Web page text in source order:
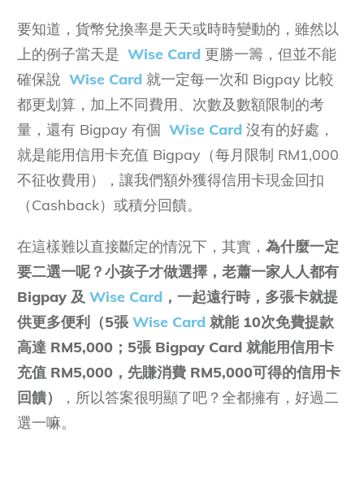
要知道，貨幣兌換率是天天或時時變動的，雖然以
上的例子當天是 Wise Card 更勝一籌，但並不能
確保說 Wise Card 就一定每一次和 Bigpay 比較
都更划算，加上不同費用、次數及數額限制的考
量，還有 Bigpay 有個 Wise Card 沒有的好處，
就是能用信用卡充值 Bigpay（每月限制 RM1,000
不征收費用），讓我們額外獲得信用卡現金回扣
（Cashback）或積分回饋。
在這樣難以直接斷定的情況下，其實， 為什麼一定
要二選一呢？小孩子才做選擇，老蕭一家人人都有
Bigpay 及 Wise Card ，一起遠行時，多張卡就提
供更多便利（5張Wise Card 就能 10次免費提款
高達 RM5,000；5張 Bigpay Card 就能用信用卡
充值 RM5,000，先賺消費 RM5,000可得的信用卡
回饋）
，所以答案很明顯了吧？全都擁有，好過二
選一嘛。